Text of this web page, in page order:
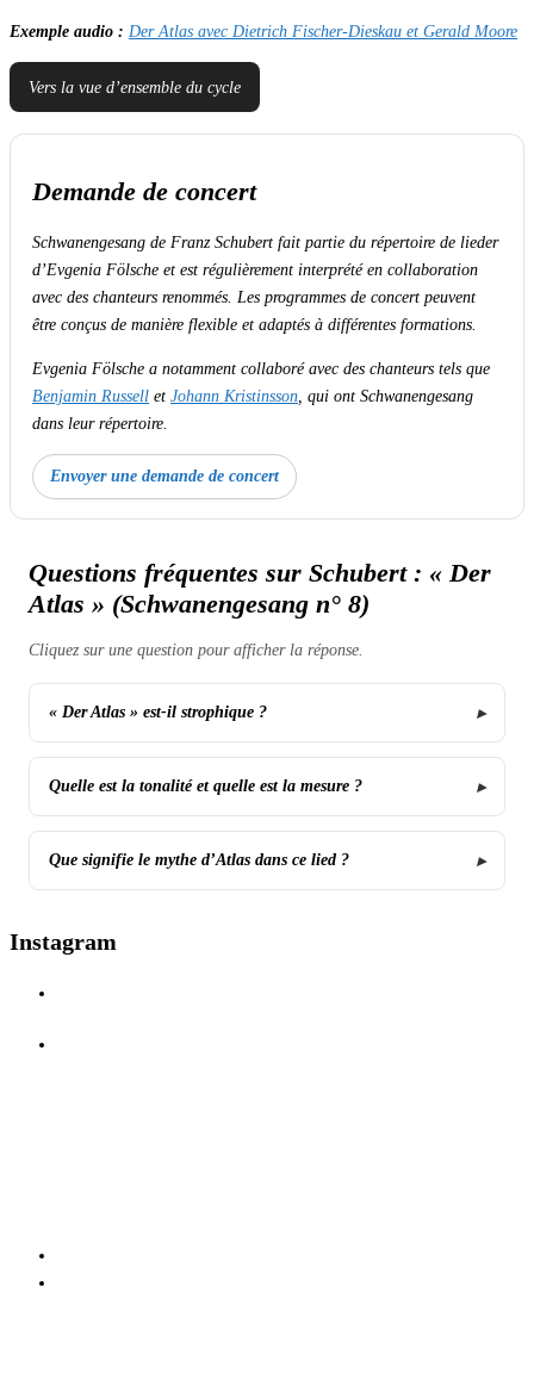
Exemple audio : Der Atlas avec Dietrich Fischer-Dieskau et Gerald Moore
Vers la vue d’ensemble du cycle
Demande de concert
Schwanengesang de Franz Schubert fait partie du répertoire de lieder
d’Evgenia Fölsche et est régulièrement interprété en collaboration
avec des chanteurs renommés. Les programmes de concert peuvent
être conçus de manière flexible et adaptés à différentes formations.
Evgenia Fölsche a notamment collaboré avec des chanteurs tels que
Benjamin Russell et Johann Kristinsson , qui ont Schwanengesang
dans leur répertoire.
Envoyer une demande de concert
Questions fréquentes sur Schubert : « Der
Atlas » (Schwanengesang n° 8)
Cliquez sur une question pour afficher la réponse.
« Der Atlas » est-il strophique ?
Quelle est la tonalité et quelle est la mesure ?
Que signifie le mythe d’Atlas dans ce lied ?
Instagram